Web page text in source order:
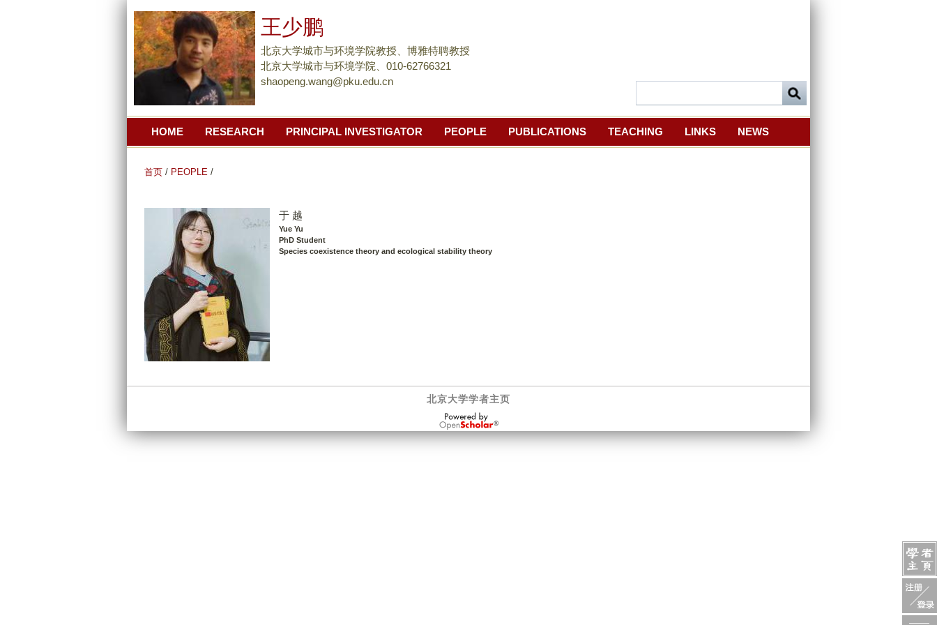
到
页
主
要
王少鹏
北京大学城市与环境学院教授、博雅特聘教授
北京大学城市与环境学院、010-62766321
shaopeng.wang@pku.edu.cn
HOME RESEARCH PRINCIPAL INVESTIGATOR PEOPLE PUBLICATIONS TEACHING LINKS NEWS
首页 / PEOPLE /
于 越
Yue Yu
PhD Student
Species coexistence theory and ecological stability theory
北京大学学者主页
OpenScholar